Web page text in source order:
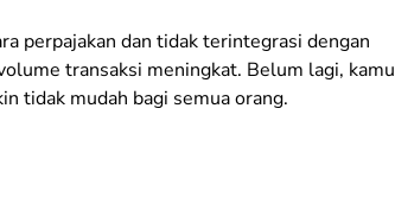
perpajakan dan tidak terintegrasi dengan
transaksi meningkat. Belum lagi, kamu
tidak mudah bagi semua orang.